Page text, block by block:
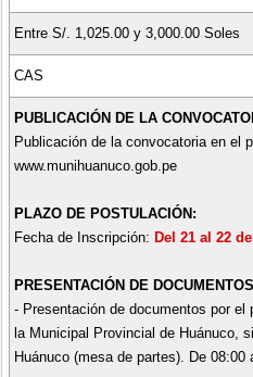
Entre S/. 1,025.00 y 3,000.00 Soles
CAS
PUBLICACIÓN DE LA
Publicación de la convocatoria en el
www.munihuanuco.gob.pe
PLAZO DE POSTULACIÓN:
Fecha de Inscripción: Del 21 al 22
PRESENTACIÓN DE
- Presentación de documentos por
la Municipal Provincial de Huánuco,
Huánuco (mesa de partes). De 08:00